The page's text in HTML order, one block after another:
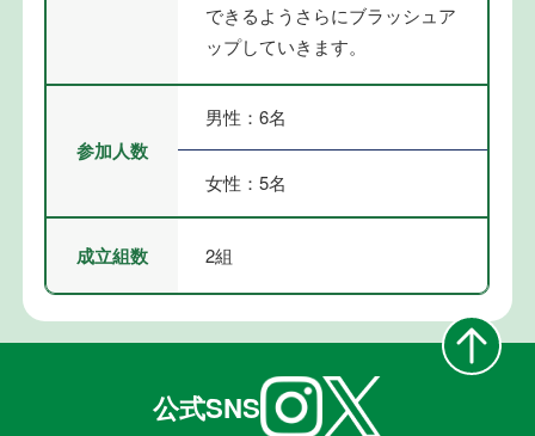
できるようさらにブラッシュア
ップしていきます。
参加人数
男性：6名
女性：5名
成立組数 2組
公式SNS